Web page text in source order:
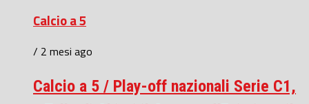
Calcio a 5
/ 2 mesi ago
Calcio a 5 / Play-off nazionali Serie C1,